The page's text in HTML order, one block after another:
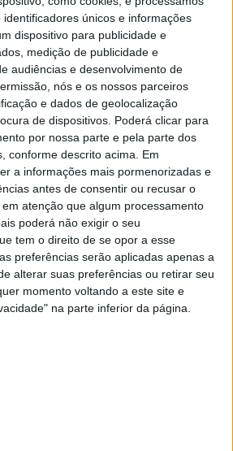
únicos e informações
dispositivo para publicidade e
medição de publicidade e
audiências e desenvolvimento de
nós e os nossos parceiros
e dados de geolocalização
de dispositivos. Poderá clicar para
por nossa parte e pela parte dos
conforme descrito acima. Em
a informações mais pormenorizadas e
antes de consentir ou recusar o
em atenção que algum processamento
poderá não exigir o seu
tem o direito de se opor a esse
preferências serão aplicadas apenas a
alterar suas preferências ou retirar seu
momento voltando a este site e
na parte inferior da página.
Assim, na grelha de partida todos
lugar subiram uma posição.
a ser composta pelo vencedor
Baldassarri (Yamaha), por
Nicolo Bulega, ambos em Ducati.
dominante no sábado, Baldassarri
para a vitória, mas Nicoló
como assumiu a liderança a
a poucas voltas do final e
Odendaal (Kallio Yamaha),
o italiano da Ducati para
vitória do fim-de-semana.